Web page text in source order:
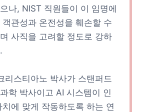
나, NIST 직원들이 이 임명에
관성과 온전성을 훼손할 수
사직을 고려할 정도로 강하
리스티아노 박사가 스탠퍼드
학 박사이고 AI 시스템이 인
에 맞게 작동하도록 하는 연